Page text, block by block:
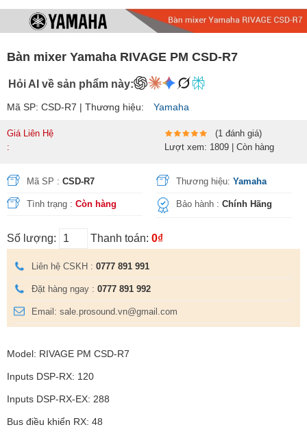
Bàn mixer Yamaha RIVAGE PM CSD-R7
Hỏi AI về sản phẩm này:
Mã SP: CSD-R7 | Thương hiệu: Yamaha
Giá Liên Hệ
:
(1 đánh giá)
Lượt xem: 1809 | Còn hàng
Mã SP : CSD-R7 Thương hiệu:Yamaha
Tình trạng : Còn hàng Bảo hành :Chính Hãng
Số lượng: Thanh toán: 0₫
Liên hệ CSKH : 0777 891 991
Đặt hàng ngay : 0777 891 992
Email: sale.prosound.vn@gmail.com
Model: RIVAGE PM CSD-R7
Inputs DSP-RX: 120
Inputs DSP-RX-EX: 288
Bus điều khiển RX: 48